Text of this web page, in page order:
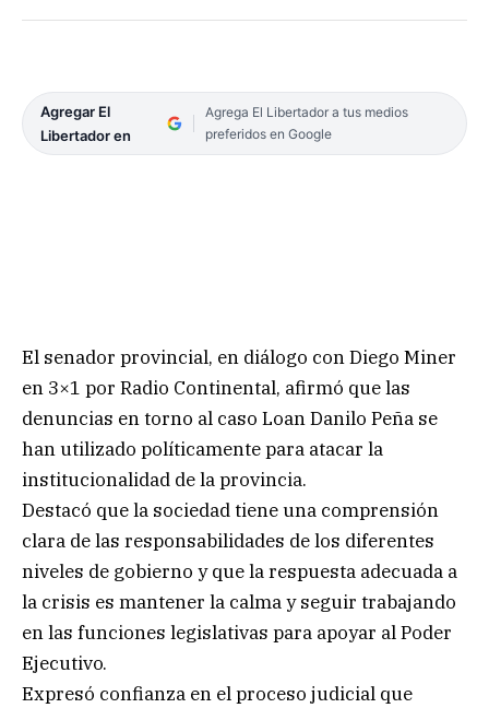
Agregar El
Libertador en
Agrega El Libertador a tus medios
preferidos en Google
El senador provincial, en diálogo con Diego Miner
en 3×1 por Radio Continental, afirmó que las
denuncias en torno al caso Loan Danilo Peña se
han utilizado políticamente para atacar la
institucionalidad de la provincia.
Destacó que la sociedad tiene una comprensión
clara de las responsabilidades de los diferentes
niveles de gobierno y que la respuesta adecuada a
la crisis es mantener la calma y seguir trabajando
en las funciones legislativas para apoyar al Poder
Ejecutivo.
Expresó confianza en el proceso judicial que